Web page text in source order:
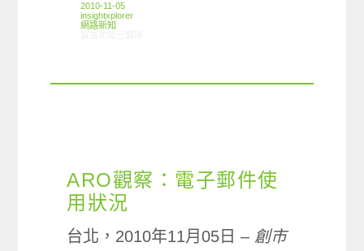
2010-11-05
insightxplorer
網路新知
ARO觀察：電子郵件使
用狀況
台北，2010年11月05日 – 創市